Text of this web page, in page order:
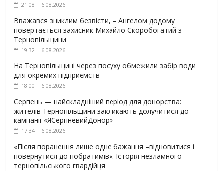
21:08 | 6.08.2026
Вважався зниклим безвісти, – Ангелом додому
повертається захисник Михайло Скоробогатий з
Тернопільщини
19:32 | 6.08.2026
На Тернопільщині через посуху обмежили забір води
для окремих підприємств
18:00 | 6.08.2026
Серпень — найскладніший період для донорства:
жителів Тернопільщини закликають долучитися до
кампанії «ЯСерпневийДонор»
17:34 | 6.08.2026
«Після поранення лише одне бажання –відновитися і
повернутися до побратимів». Історія незламного
тернопільського гвардійця